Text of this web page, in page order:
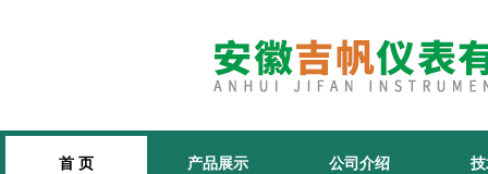
首 页 产品展示 公司介绍